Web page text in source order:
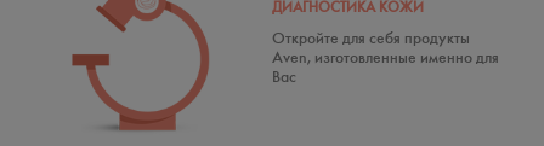
ДИАГНОСТИКА КОЖИ
Откройте для себя продукты
Aven, изготовленные именно для
Вас